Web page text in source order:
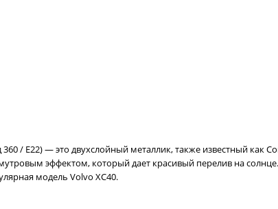
/ E22) — это двухслойный металлик, также известный как
эффектом, который дает красивый перелив на
модель Volvo XC40.